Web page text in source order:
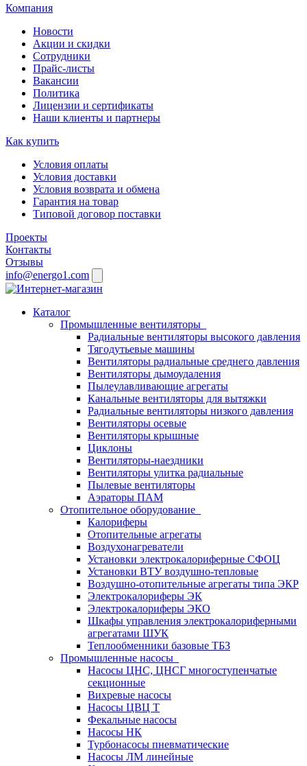
Компания
Новости
Акции и скидки
Сотрудники
Прайс-листы
Вакансии
Политика
Лицензии и сертификаты
Наши клиенты и партнеры
Как купить
Условия оплаты
Условия доставки
Условия возврата и обмена
Гарантия на товар
Типовой договор поставки
Проекты
Контакты
Отзывы
info@energo1.com
Каталог
Промышленные вентиляторы
Радиальные вентиляторы высокого давления
Тягодутьевые машины
Вентиляторы радиальные среднего давления
Вентиляторы дымоудаления
Пылеулавливающие агрегаты
Канальные вентиляторы для вытяжки
Радиальные вентиляторы низкого давления
Вентиляторы осевые
Вентиляторы крышные
Циклоны
Вентиляторы-наездники
Вентиляторы улитка радиальные
Пылевые вентиляторы
Аэраторы ПАМ
Отопительное оборудование
Калориферы
Отопительные агрегаты
Воздухонагреватели
Установки электрокалориферные СФОЦ
Установки ВТУ воздушно-тепловые
Воздушно-отопительные агрегаты типа ЭКР
Электрокалориферы ЭК
Электрокалориферы ЭКО
Шкафы управления электрокалориферными
агрегатами ШУК
Теплообменники базовые ТБЗ
Промышленные насосы
Насосы ЦНС, ЦНСГ многоступенчатые
секционные
Вихревые насосы
Насосы ЦВЦ Т
Фекальные насосы
Насосы НК
Турбонасосы пневматические
Насосы ЛМ линейные